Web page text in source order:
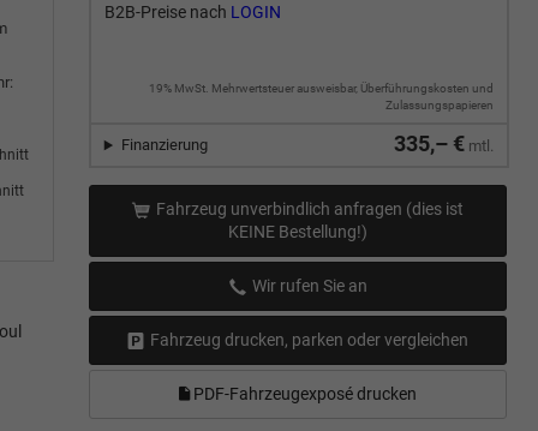
B2B-Preise nach LOGIN
19% MwSt. Mehrwertsteuer ausweisbar, Überführungskosten und
Zulassungspapieren
335,– € mtl.
Finanzierung
Fahrzeug unverbindlich anfragen (dies ist
KEINE Bestellung!)
Wir rufen Sie an
Fahrzeug drucken, parken oder vergleichen
PDF-Fahrzeugexposé drucken